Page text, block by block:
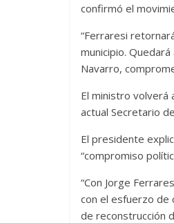
confirmó el
“Ferraresi
municipio.
Navarro,
El ministro volverá
actual Secretario
El presidente
“compromiso
“Con Jorge
con el esfuerzo de
de reconstrucción